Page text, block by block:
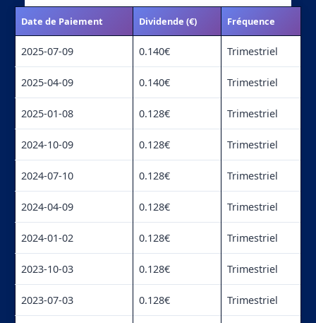
Date de Paiement Dividende (€) Fréquence
2025-07-09 0.140€ Trimestriel
2025-04-09 0.140€ Trimestriel
2025-01-08 0.128€ Trimestriel
2024-10-09 0.128€ Trimestriel
2024-07-10 0.128€ Trimestriel
2024-04-09 0.128€ Trimestriel
2024-01-02 0.128€ Trimestriel
2023-10-03 0.128€ Trimestriel
2023-07-03 0.128€ Trimestriel